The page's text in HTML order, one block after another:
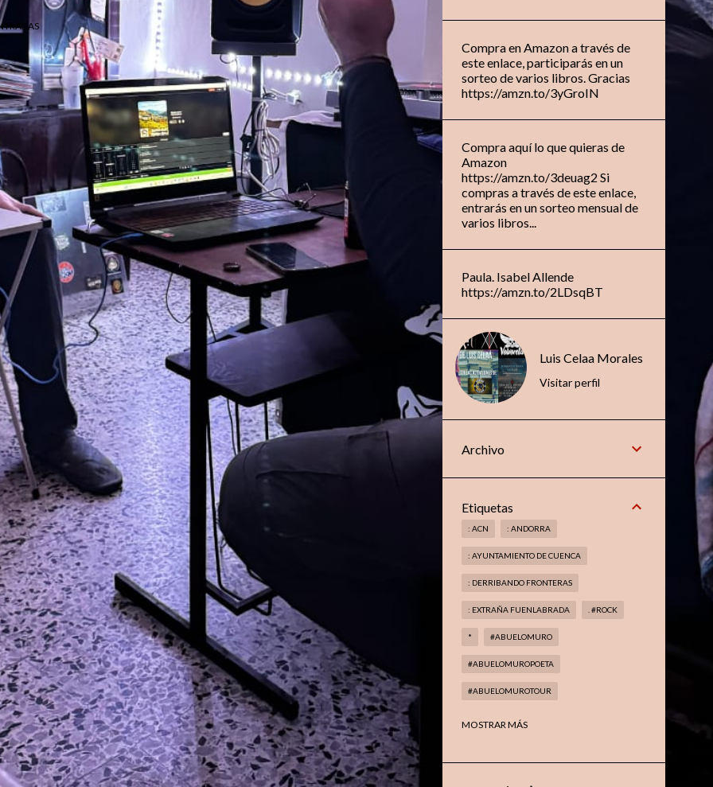
Compra en Amazon a través de
este enlace, participarás en un
sorteo de varios libros. Gracias
https://amzn.to/3yGroIN
Compra aquí lo que quieras de
Amazon
https://amzn.to/3deuag2 Si
compras a través de este enlace,
entrarás en un sorteo mensual de
varios libros...
Paula. Isabel Allende
https://amzn.to/2LDsqBT
Luis Celaa Morales
Visitar perfil
Archivo
Etiquetas
: ACN : ANDORRA
: AYUNTAMIENTO DE CUENCA
: DERRIBANDO FRONTERAS
: EXTRAÑA FUENLABRADA . #ROCK
* #ABUELOMURO
#ABUELOMUROPOETA
#ABUELOMUROTOUR
#ABUELOMUROTROVADOR
MOSTRAR MÁS